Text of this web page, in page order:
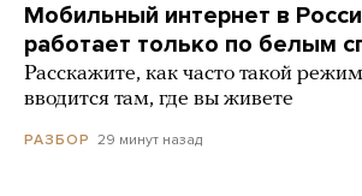
Мобильный интернет в
работает только по белым
Расскажите, как часто такой
вводится там, где вы живете
РАЗБОР 29 минут назад